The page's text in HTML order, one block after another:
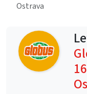
Ostrava